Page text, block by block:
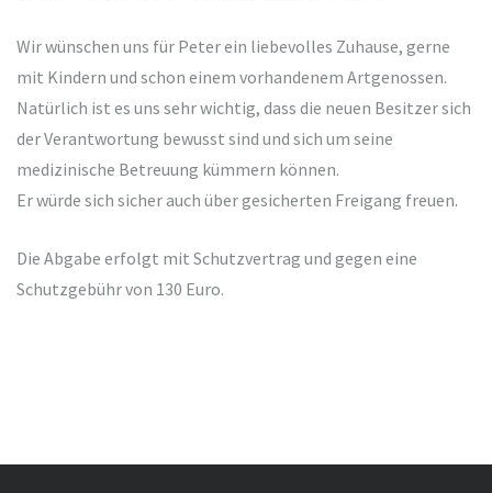
Wir wünschen uns für Peter ein liebevolles Zuhause, gerne
mit Kindern und schon einem vorhandenem Artgenossen.
Natürlich ist es uns sehr wichtig, dass die neuen Besitzer sich
der Verantwortung bewusst sind und sich um seine
medizinische Betreuung kümmern können.
Er würde sich sicher auch über gesicherten Freigang freuen.
Die Abgabe erfolgt mit Schutzvertrag und gegen eine
Schutzgebühr von 130 Euro.